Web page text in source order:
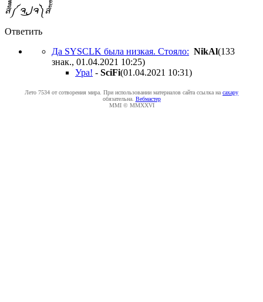
ส็็็็็็็็็็็็็็็็็็็็็็็็็༼ ຈل͜ຈ༽ส้้้้้้้้้้้้้้้้้้้้้้้
Ответить
Да SYSCLK была низкая. Стояло: NikAl(133
знак., 01.04.2021 10:25)
Ура! - SciFi(01.04.2021 10:31)
Лето 7534 от сотворения мира. При использовании материалов сайта ссылка на caxapу
обязательна. Вебмастер
MMI © MMXXVI